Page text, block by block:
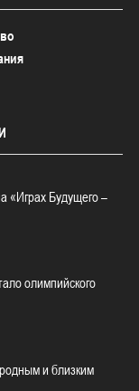
«Играх Будущего –
олимпийского
и близким